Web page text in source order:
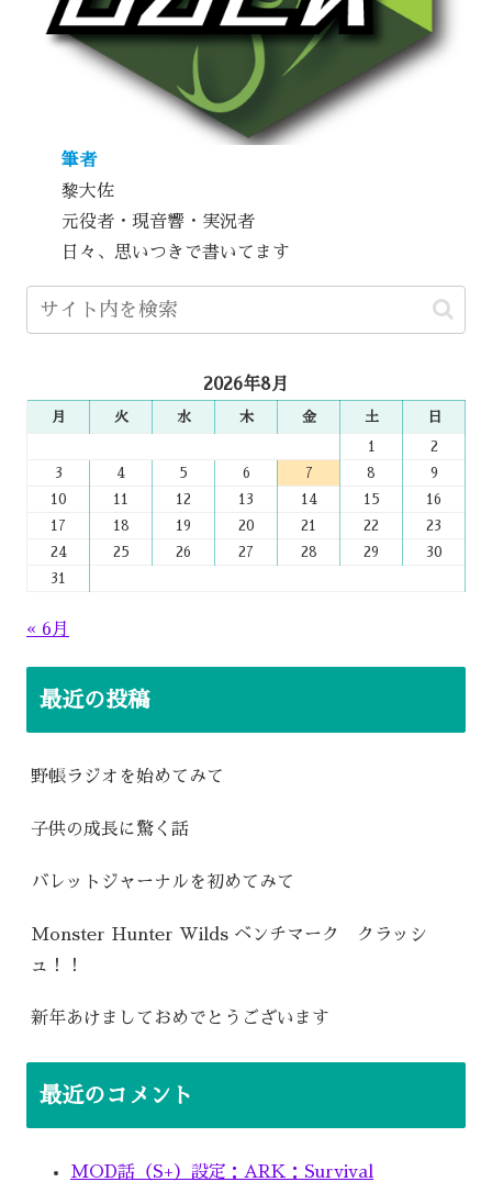
筆者
黎大佐
元役者・現音響・実況者
日々、思いつきで書いてます
2026年8月
月 火 水 木 金 土 日
1
2
3
4 5 6 7 8
9
10
11 12 13 14 15
16
17
18 19 20 21 22
23
24
25 26 27 28 29
30
31
« 6月
最近の投稿
野帳ラジオを始めてみて
子供の成長に驚く話
バレットジャーナルを初めてみて
Monster Hunter Wilds ベンチマーク クラッシ
ュ！！
新年あけましておめでとうございます
最近のコメント
MOD話（S+）設定：ARK：Survival